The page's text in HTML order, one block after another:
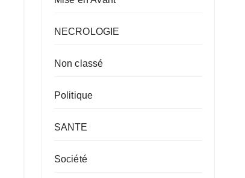
NECROLOGIE
Non classé
Politique
SANTE
Société